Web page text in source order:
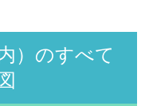
）のすべて